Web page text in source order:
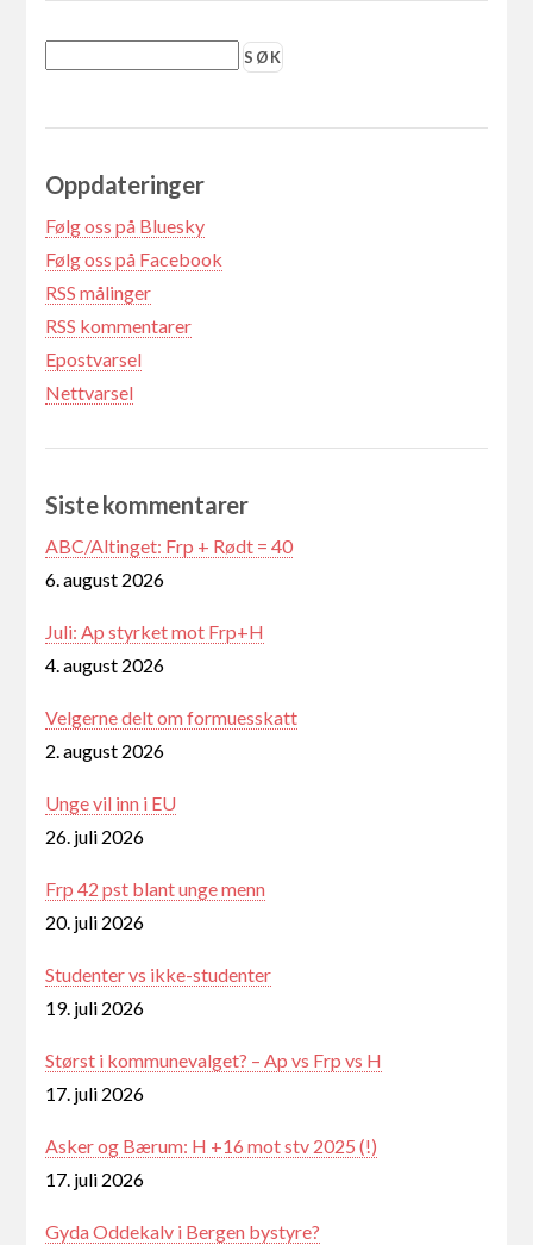
Oppdateringer
Følg oss på Bluesky
Følg oss på Facebook
RSS målinger
RSS kommentarer
Epostvarsel
Nettvarsel
Siste kommentarer
ABC/Altinget: Frp + Rødt = 40
6. august 2026
Juli: Ap styrket mot Frp+H
4. august 2026
Velgerne delt om formuesskatt
2. august 2026
Unge vil inn i EU
26. juli 2026
Frp 42 pst blant unge menn
20. juli 2026
Studenter vs ikke-studenter
19. juli 2026
Størst i kommunevalget? – Ap vs Frp vs H
17. juli 2026
Asker og Bærum: H +16 mot stv 2025 (!)
17. juli 2026
Gyda Oddekalv i Bergen bystyre?